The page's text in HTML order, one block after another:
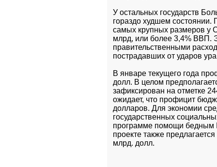
У остальных государств
гораздо худшем состоянии.
самых крупных размеров у
млрд, или более 3,4% ВВП.
правительственными
пострадавших от ударов
В январе текущего года
долл. В целом
зафиксирован на отметке
ожидает, что профицит
долларов. Для экономии
государственных
программе помощи бедным
проекте также
млрд. долл.